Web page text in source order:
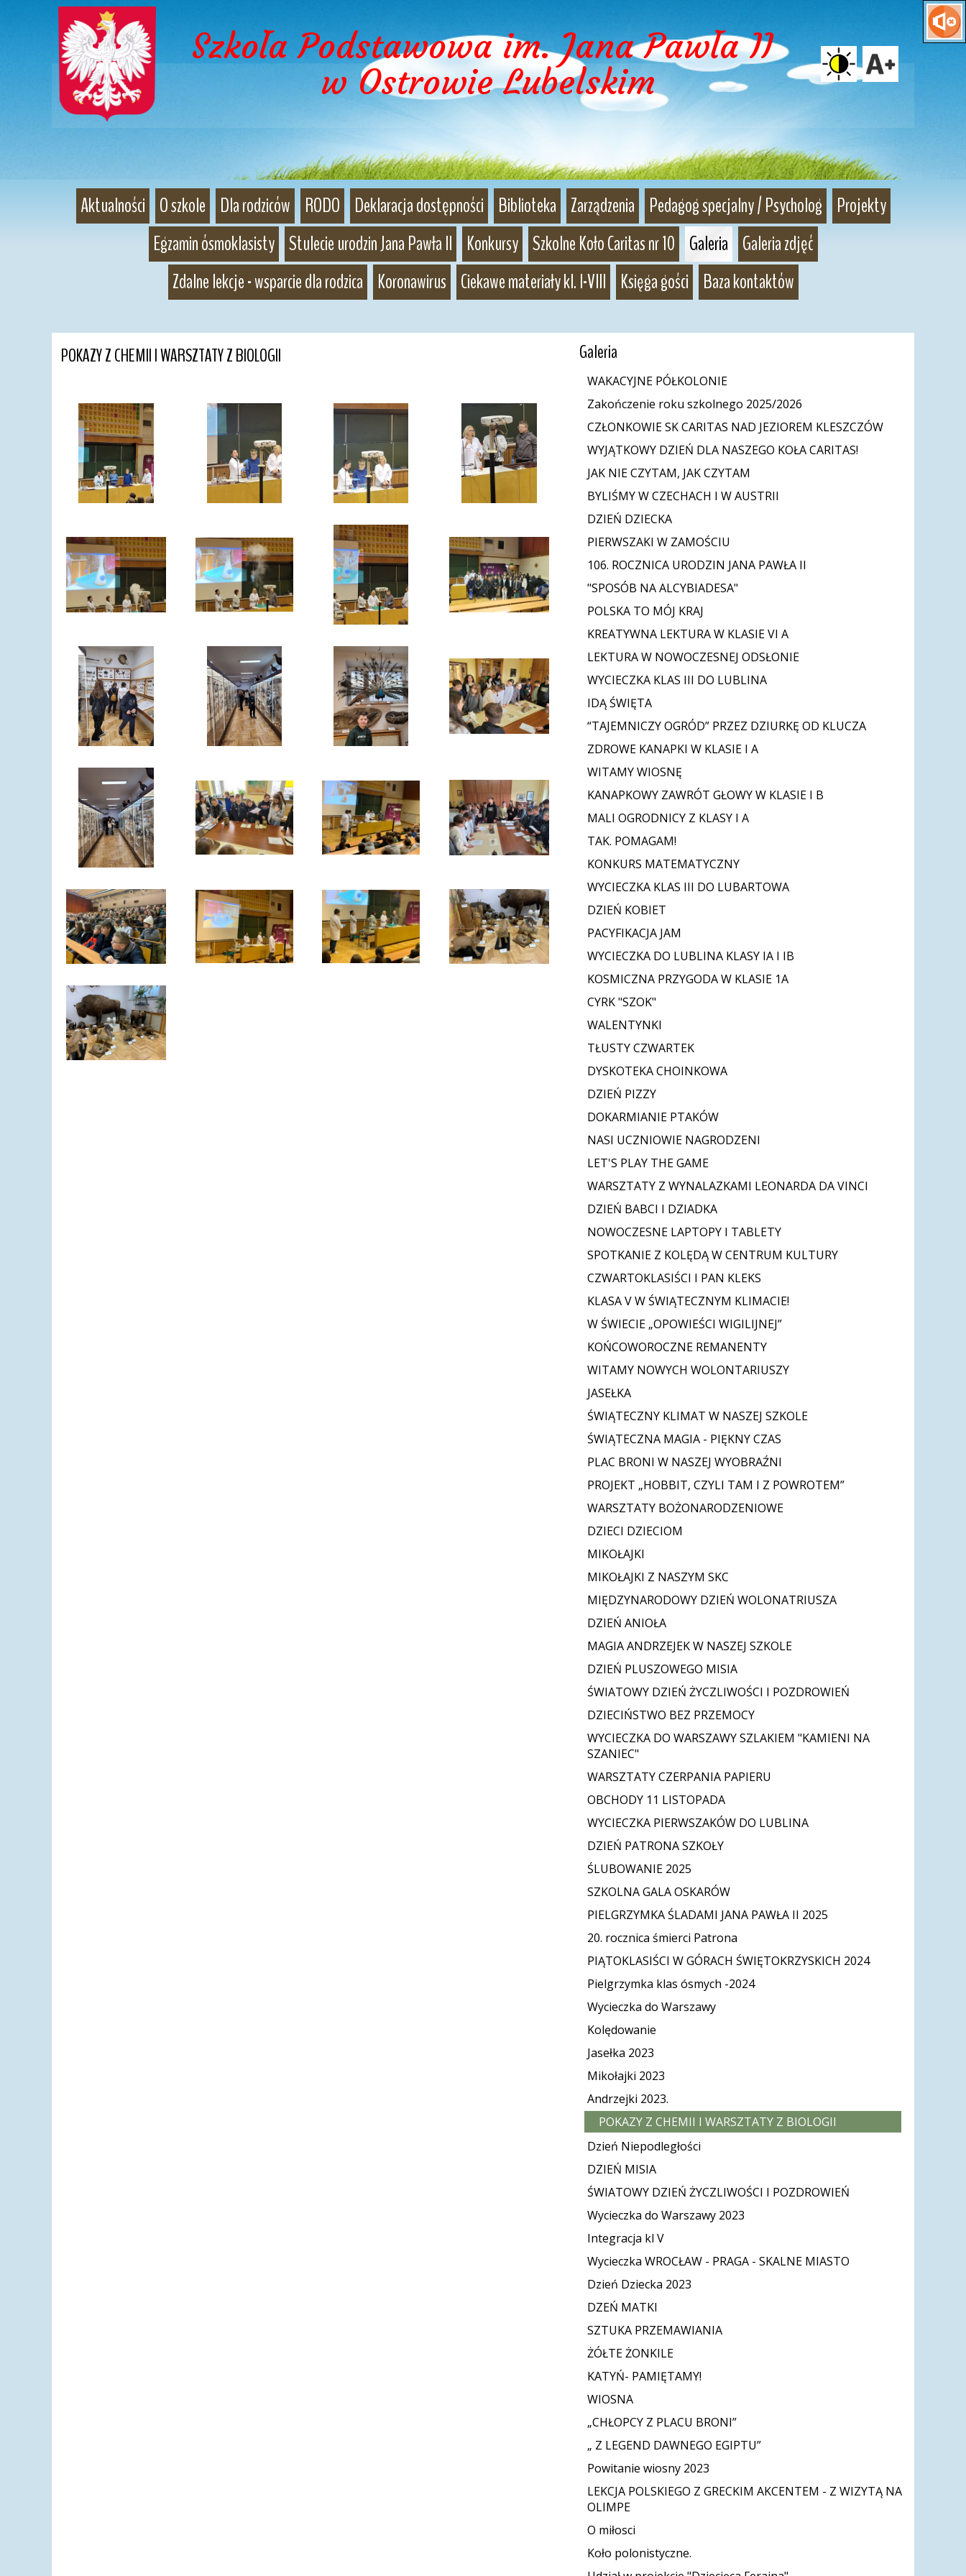
Szkoła Podstawowa im. Jana Pawła II
w Ostrowie Lubelskim
Aktualności O szkole Dla rodziców RODO Deklaracja dostępności Biblioteka Zarządzenia Pedagog specjalny / Psycholog
Projekty
Egzamin ósmoklasisty Stulecie urodzin Jana Pawła II Konkursy Szkolne Koło Caritas nr 10 Galeria Galeria zdjęć
Zdalne lekcje - wsparcie dla rodzica
Koronawirus Ciekawe materiały kl. I-VIII Księga gości Baza kontaktów
POKAZY Z CHEMII I WARSZTATY Z BIOLOGII Galeria
WAKACYJNE PÓŁKOLONIE
Zakończenie roku szkolnego 2025/2026
CZŁONKOWIE SK CARITAS NAD JEZIOREM KLESZCZÓW
WYJĄTKOWY DZIEŃ DLA NASZEGO KOŁA CARITAS!
JAK NIE CZYTAM, JAK CZYTAM
BYLIŚMY W CZECHACH I W AUSTRII
DZIEŃ DZIECKA
PIERWSZAKI W ZAMOŚCIU
106. ROCZNICA URODZIN JANA PAWŁA II
"SPOSÓB NA ALCYBIADESA"
POLSKA TO MÓJ KRAJ
KREATYWNA LEKTURA W KLASIE VI A
LEKTURA W NOWOCZESNEJ ODSŁONIE
WYCIECZKA KLAS III DO LUBLINA
IDĄ ŚWIĘTA
“TAJEMNICZY OGRÓD” PRZEZ DZIURKĘ OD KLUCZA
ZDROWE KANAPKI W KLASIE I A
WITAMY WIOSNĘ
KANAPKOWY ZAWRÓT GŁOWY W KLASIE I B
MALI OGRODNICY Z KLASY I A
TAK. POMAGAM!
KONKURS MATEMATYCZNY
WYCIECZKA KLAS III DO LUBARTOWA
DZIEŃ KOBIET
PACYFIKACJA JAM
WYCIECZKA DO LUBLINA KLASY IA I IB
KOSMICZNA PRZYGODA W KLASIE 1A
CYRK "SZOK"
WALENTYNKI
TŁUSTY CZWARTEK
DYSKOTEKA CHOINKOWA
DZIEŃ PIZZY
DOKARMIANIE PTAKÓW
NASI UCZNIOWIE NAGRODZENI
LET'S PLAY THE GAME
WARSZTATY Z WYNALAZKAMI LEONARDA DA VINCI
DZIEŃ BABCI I DZIADKA
NOWOCZESNE LAPTOPY I TABLETY
SPOTKANIE Z KOLĘDĄ W CENTRUM KULTURY
CZWARTOKLASIŚCI I PAN KLEKS
KLASA V W ŚWIĄTECZNYM KLIMACIE!
W ŚWIECIE „OPOWIEŚCI WIGILIJNEJ”
KOŃCOWOROCZNE REMANENTY
WITAMY NOWYCH WOLONTARIUSZY
JASEŁKA
ŚWIĄTECZNY KLIMAT W NASZEJ SZKOLE
ŚWIĄTECZNA MAGIA - PIĘKNY CZAS
PLAC BRONI W NASZEJ WYOBRAŹNI
PROJEKT „HOBBIT, CZYLI TAM I Z POWROTEM”
WARSZTATY BOŻONARODZENIOWE
DZIECI DZIECIOM
MIKOŁAJKI
MIKOŁAJKI Z NASZYM SKC
MIĘDZYNARODOWY DZIEŃ WOLONATRIUSZA
DZIEŃ ANIOŁA
MAGIA ANDRZEJEK W NASZEJ SZKOLE
DZIEŃ PLUSZOWEGO MISIA
ŚWIATOWY DZIEŃ ŻYCZLIWOŚCI I POZDROWIEŃ
DZIECIŃSTWO BEZ PRZEMOCY
WYCIECZKA DO WARSZAWY SZLAKIEM "KAMIENI NA
SZANIEC"
WARSZTATY CZERPANIA PAPIERU
OBCHODY 11 LISTOPADA
WYCIECZKA PIERWSZAKÓW DO LUBLINA
DZIEŃ PATRONA SZKOŁY
ŚLUBOWANIE 2025
SZKOLNA GALA OSKARÓW
PIELGRZYMKA ŚLADAMI JANA PAWŁA II 2025
20. rocznica śmierci Patrona
PIĄTOKLASIŚCI W GÓRACH ŚWIĘTOKRZYSKICH 2024
Pielgrzymka klas ósmych -2024
Wycieczka do Warszawy
Kolędowanie
Jasełka 2023
Mikołajki 2023
Andrzejki 2023.
POKAZY Z CHEMII I WARSZTATY Z BIOLOGII
Dzień Niepodległości
DZIEŃ MISIA
ŚWIATOWY DZIEŃ ŻYCZLIWOŚCI I POZDROWIEŃ
Wycieczka do Warszawy 2023
Integracja kl V
Wycieczka WROCŁAW - PRAGA - SKALNE MIASTO
Dzień Dziecka 2023
DZEŃ MATKI
SZTUKA PRZEMAWIANIA
ŻÓŁTE ŻONKILE
KATYŃ- PAMIĘTAMY!
WIOSNA
„CHŁOPCY Z PLACU BRONI”
„ Z LEGEND DAWNEGO EGIPTU”
Powitanie wiosny 2023
LEKCJA POLSKIEGO Z GRECKIM AKCENTEM - Z WIZYTĄ NA
OLIMPE
O miłosci
Koło polonistyczne.